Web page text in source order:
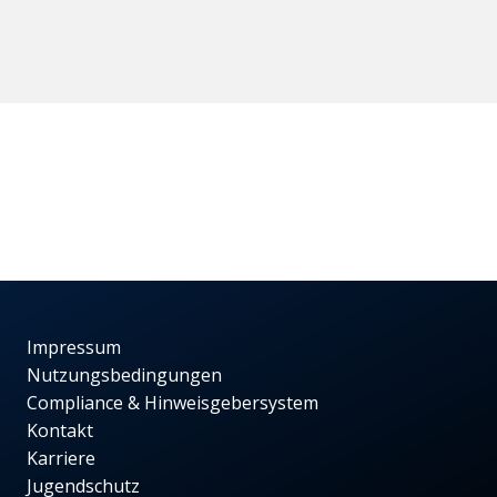
Impressum
Nutzungsbedingungen
Compliance & Hinweisgebersystem
Kontakt
Karriere
Jugendschutz